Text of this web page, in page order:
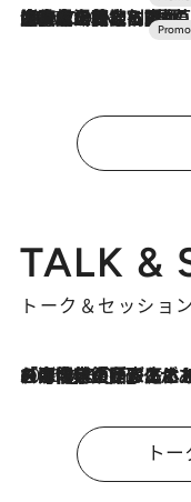
2026.7.10
NEW OPEN！【界 草津】名湯の地に誕生。趣の異なる2種の温泉と上州ならではの会席・蕎麦割烹など美食を味わう究極の癒やし旅
TALK &
トーク＆セッション
2026.8.3
「今後値上げがあるとすれば…」「リスクがあるのは今年の冬」エネルギー専門家が語る、ホルムズ海峡封鎖が家庭にもたらす“ある心配”
ト